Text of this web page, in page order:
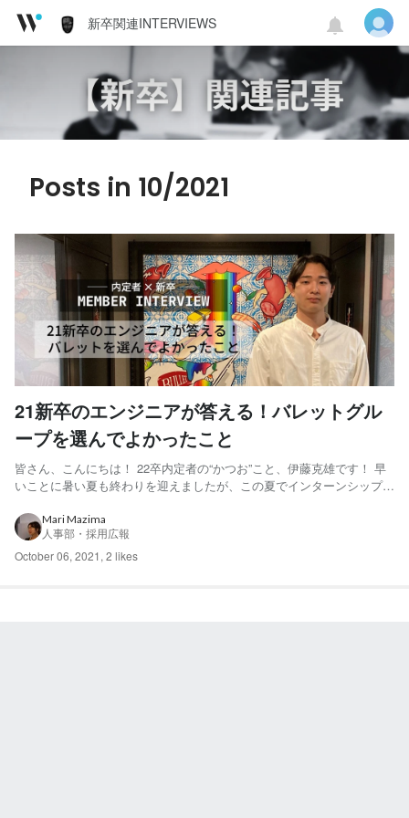
新卒関連INTERVIEWS
Posts in 10/2021
21新卒のエンジニアが答える！バレットグル
ープを選んでよかったこと
皆さん、こんにちは！ 22卒内定者の“かつお”こと、伊藤克雄です！ 早
いことに暑い夏も終わりを迎えましたが、この夏でインターンシップな
ょうか？ 今回は今年入社した新卒エンジニアの東 皇太朗さん（以下、
東さん）に、エンジニアとしての就活、そしてバレッ...
Mari Mazima
人事部・採用広報
October 06, 2021 , 2 likes